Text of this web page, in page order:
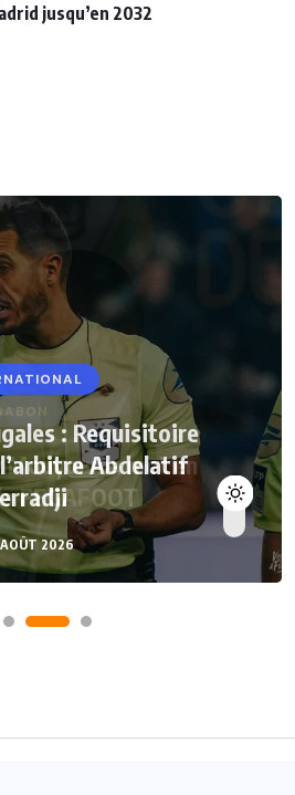
jusqu’en 2032
: Requisitoire
Abdelatif
2026